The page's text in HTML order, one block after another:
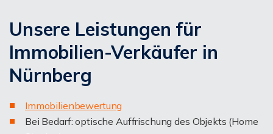
Unsere Leistungen für
Immobilien-Verkäufer in
Nürnberg
Immobilienbewertung
Bei Bedarf: optische Auffrischung des Objekts (Home